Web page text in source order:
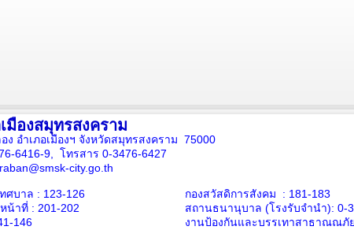
มืองสมุทรสงคราม
ง อำเภอเมืองฯ จังหวัดสมุทรสงคราม 75000
6416-9, โทรสาร 0-3476-6427
city.go.th
ศบาล : 123-126
หน้าที่ : 201-202
146
กองสวัสดิการสังคม : 181-183
สถานธนานุบาล (โรงรับจำนำ): 0-
งานป้องกันและบรรเทาสาธาณณภั